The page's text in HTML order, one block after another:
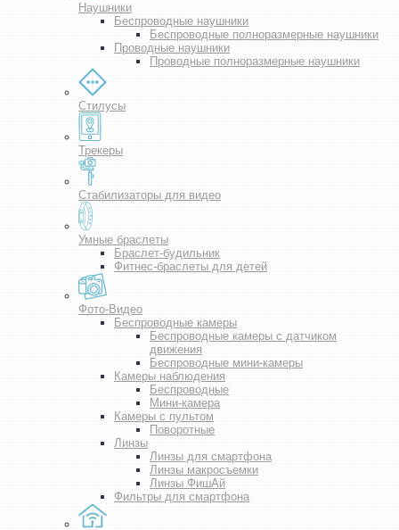
Наушники
Беспроводные наушники
Беспроводные полноразмерные наушники
Проводные наушники
Проводные полноразмерные наушники
Стилусы
Трекеры
Стабилизаторы для видео
Умные браслеты
Браслет-будильник
Фитнес-браслеты для детей
Фото-Видео
Беспроводные камеры
Беспроводные камеры с датчиком
движения
Беспроводные мини-камеры
Камеры наблюдения
Беспроводные
Мини-камера
Камеры с пультом
Поворотные
Линзы
Линзы для смартфона
Линзы макросъемки
Линзы ФишАй
Фильтры для смартфона